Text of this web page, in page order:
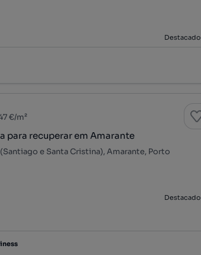
Destacado
€/m²
para recuperar em Amarante
e Santa Cristina), Amarante, Porto
Destacado